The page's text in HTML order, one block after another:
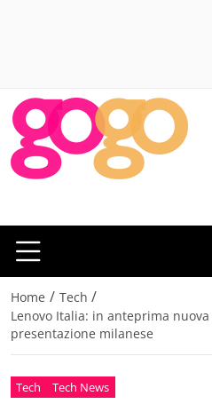
Home / Tech /
Lenovo Italia: in anteprima
presentazione milanese
Tech Tech News